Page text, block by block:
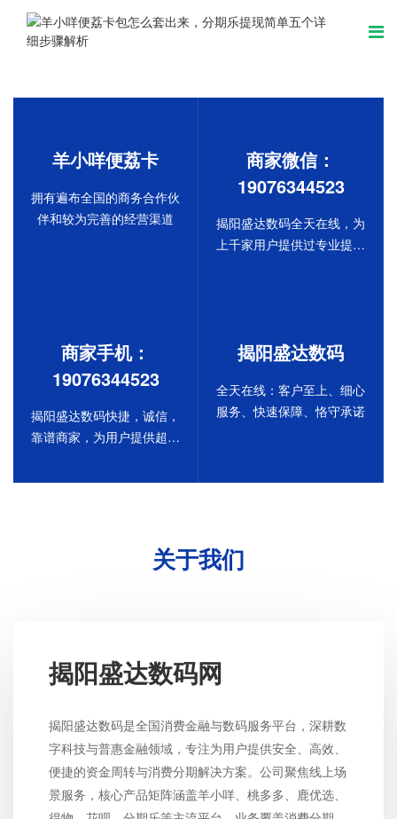
羊小咩便荔卡
拥有遍布全国的商务合作伙
伴和较为完善的经营渠道
商家微信：
19076344523
揭阳盛达数码全天在线，为
上千家用户提供过专业提现
商家手机：
19076344523
揭阳盛达数码快捷，诚信，
靠谱商家，为用户提供超值
揭阳盛达数码
全天在线：客户至上、细心
服务、快速保障、恪守承诺
关于我们
揭阳盛达数码网
揭阳盛达数码是全国消费金融与数码服务平台，深耕数
字科技与普惠金融领域，专注为用户提供安全、高效、
便捷的资金周转与消费分期解决方案。公司聚焦线上场
景服务，核心产品矩阵涵盖羊小咩、桃多多、鹿优选、